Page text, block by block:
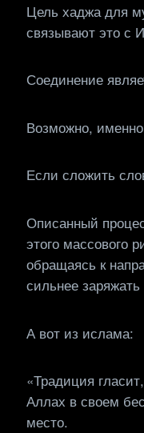
Цель хаджа для
связывают это с
Соединение
Возможно,
Если сложить
Описанный
этого массового
обращаясь к
сильнее
А вот из ислама:
«Традиция
Аллах в своем
место.